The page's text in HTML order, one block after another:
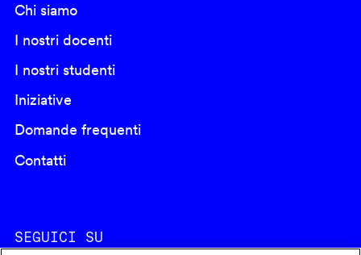
Chi siamo
I nostri docenti
I nostri studenti
Iniziative
Domande frequenti
Contatti
SEGUICI SU